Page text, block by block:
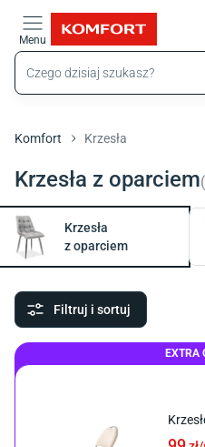
Menu
Komfort Krzesła
Krzesła z oparciem(
Krzesła
z oparciem
Filtruj i sortuj
EXTRA